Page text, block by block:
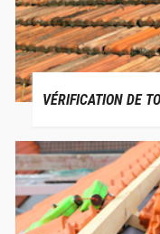
VÉRIFICATION DE